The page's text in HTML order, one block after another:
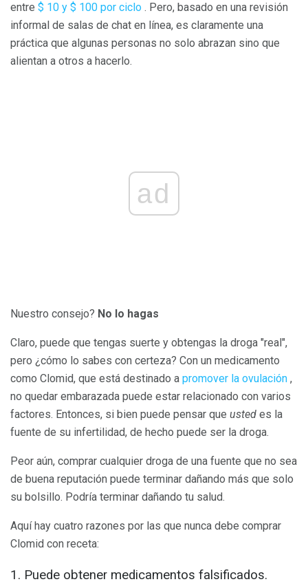
entre $ 10 y $ 100 por ciclo . Pero, basado en una revisión
informal de salas de chat en línea, es claramente una
práctica que algunas personas no solo abrazan sino que
alientan a otros a hacerlo.
ad
Nuestro consejo? No lo hagas
Claro, puede que tengas suerte y obtengas la droga "real",
pero ¿cómo lo sabes con certeza? Con un medicamento
como Clomid, que está destinado a promover la ovulación ,
no quedar embarazada puede estar relacionado con varios
factores. Entonces, si bien puede pensar que usted es la
fuente de su infertilidad, de hecho puede ser la droga.
Peor aún, comprar cualquier droga de una fuente que no sea
de buena reputación puede terminar dañando más que solo
su bolsillo. Podría terminar dañando tu salud.
Aquí hay cuatro razones por las que nunca debe comprar
Clomid con receta:
1. Puede obtener medicamentos falsificados.